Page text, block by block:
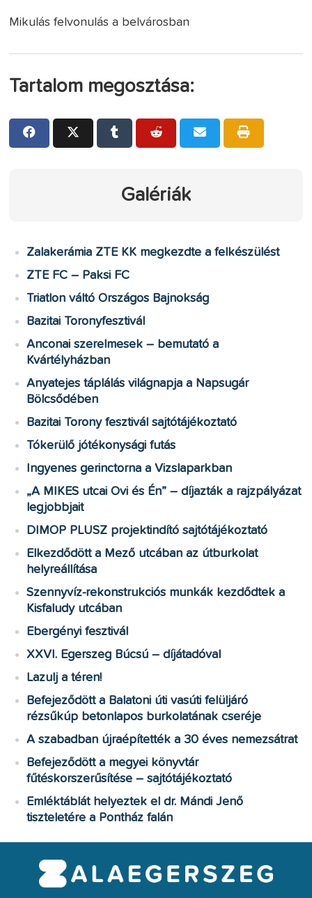
Mikulás felvonulás a belvárosban
Tartalom megosztása:
Galériák
Zalakerámia ZTE KK megkezdte a felkészülést
ZTE FC – Paksi FC
Triatlon váltó Országos Bajnokság
Bazitai Toronyfesztivál
Anconai szerelmesek – bemutató a
Kvártélyházban
Anyatejes táplálás világnapja a Napsugár
Bölcsődében
Bazitai Torony fesztivál sajtótájékoztató
Tókerülő jótékonysági futás
Ingyenes gerinctorna a Vizslaparkban
„A MIKES utcai Ovi és Én” – díjazták a rajzpályázat
legjobbjait
DIMOP PLUSZ projektindító sajtótájékoztató
Elkezdődött a Mező utcában az útburkolat
helyreállítása
Szennyvíz-rekonstrukciós munkák kezdődtek a
Kisfaludy utcában
Ebergényi fesztivál
XXVI. Egerszeg Búcsú – díjátadóval
Lazulj a téren!
Befejeződött a Balatoni úti vasúti felüljáró
rézsűkúp betonlapos burkolatának cseréje
A szabadban újraépítették a 30 éves nemezsátrat
Befejeződött a megyei könyvtár
fűtéskorszerűsítése – sajtótájékoztató
Emléktáblát helyeztek el dr. Mándi Jenő
tiszteletére a Pontház falán